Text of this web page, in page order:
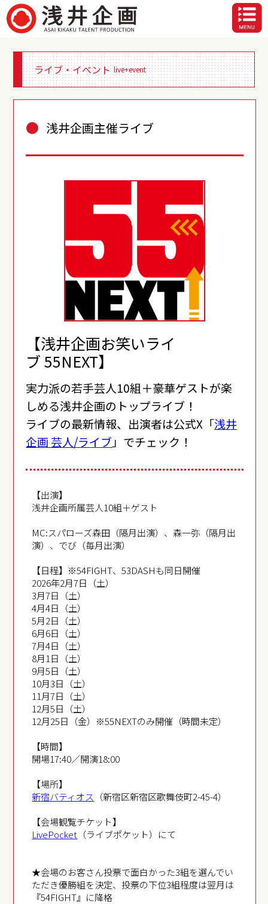
ライブ・イベント live+event
● 浅井企画主催ライブ
【浅井企画お笑いライ
ブ 55NEXT】
実力派の若手芸人10組＋豪華ゲストが楽
しめる浅井企画のトップライブ！
ライブの最新情報、出演者は公式X「浅井
企画 芸人/ライブ」でチェック！
【出演】
浅井企画所属芸人10組＋ゲスト
MC:スパローズ森田（隔月出演）、森一弥（隔月出
演）、でび（毎月出演）
【日程】※54FIGHT、53DASHも同日開催
2026年2月7日（土）
3月7日（土）
4月4日（土）
5月2日（土）
6月6日（土）
7月4日（土）
8月1日（土）
9月5日（土）
10月3日（土）
11月7日（土）
12月5日（土）
12月25日（金）※55NEXTのみ開催（時間未定）
【時間】
開場17:40／開演18:00
【場所】
新宿バティオス
（新宿区新宿区歌舞伎町2-45-4）
【会場観覧チケット】
LivePocket （ライブポケット）にて
★会場のお客さん投票で面白かった3組を選んでい
ただき優勝組を決定、投票の下位3組程度は翌月は
『54FIGHT』に降格